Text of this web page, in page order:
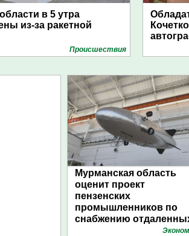
в 5 утра
из-за ракетной
Проиcшествия
Мурманская область
оценит проект
пензенских
промышленников по
снабжению
поселений с помощью